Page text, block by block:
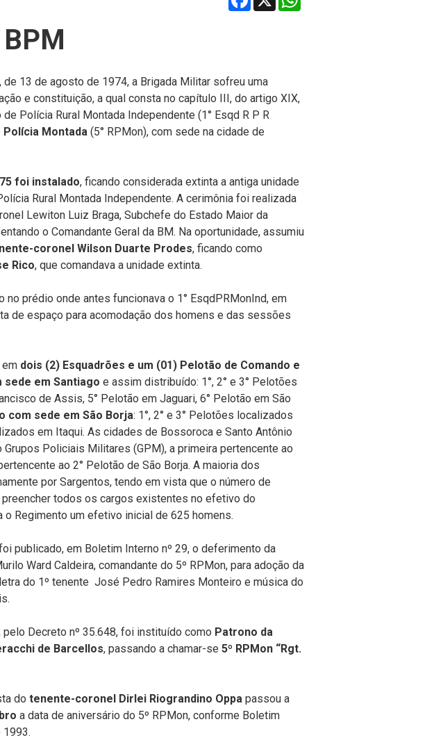
de 13 de agosto de 1974, a Brigada Militar sofreu uma
e constituição, a qual consta no capítulo III, do artigo XIX,
Polícia Rural Montada Independente (1° Esqd R P R
Polícia Montada (5° RPMon), com sede na cidade de
foi instalado, ficando considerada extinta a antiga unidade
Rural Montada Independente. A cerimônia foi realizada
Lewiton Luiz Braga, Subchefe do Estado Maior da
o Comandante Geral da BM. Na oportunidade, assumiu
coronel Wilson Duarte Prodes, ficando como
Rico, que comandava a unidade extinta.
no prédio onde antes funcionava o 1° EsqdPRMonInd, em
de espaço para acomodação dos homens e das sessões
dois (2) Esquadrões e um (01) Pelotão de Comando e
sede em Santiago e assim distribuído: 1°, 2° e 3° Pelotões
de Assis, 5° Pelotão em Jaguari, 6° Pelotão em São
com sede em São Borja: 1°, 2° e 3° Pelotões localizados
em Itaqui. As cidades de Bossoroca e Santo Antônio
Policiais Militares (GPM), a primeira pertencente ao
ao 2° Pelotão de São Borja. A maioria dos
por Sargentos, tendo em vista que o número de
todos os cargos existentes no efetivo do
o Regimento um efetivo inicial de 625 homens.
publicado, em Boletim Interno nº 29, o deferimento da
Ward Caldeira, comandante do 5º RPMon, para adoção da
do 1º tenente José Pedro Ramires Monteiro e música do
pelo Decreto nº 35.648, foi instituído como Patrono da
de Barcellos, passando a chamar-se 5º RPMon “Rgt.
do tenente-coronel Dirlei Riograndino Oppa passou a
a data de aniversário do 5º RPMon, conforme Boletim
1993.